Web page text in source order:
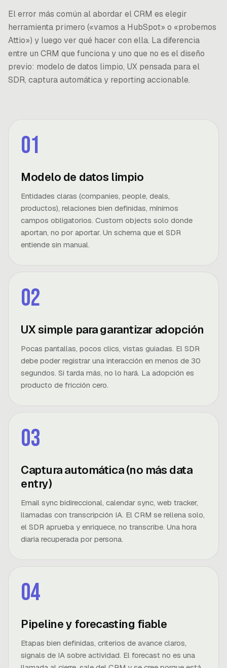
El error más común al abordar el CRM es elegir
herramienta primero («vamos a HubSpot» o «probemos
Attio») y luego ver qué hacer con ella. La diferencia
entre un CRM que funciona y uno que no es el diseño
previo: modelo de datos limpio, UX pensada para el
SDR, captura automática y reporting accionable.
01
Modelo de datos limpio
Entidades claras (companies, people, deals,
productos), relaciones bien definidas, mínimos
campos obligatorios. Custom objects solo donde
aportan, no por aportar. Un schema que el SDR
entiende sin manual.
02
UX simple para garantizar adopción
Pocas pantallas, pocos clics, vistas guiadas. El SDR
debe poder registrar una interacción en menos de 30
segundos. Si tarda más, no lo hará. La adopción es
producto de fricción cero.
03
Captura automática (no más data
entry)
Email sync bidireccional, calendar sync, web tracker,
llamadas con transcripción IA. El CRM se rellena solo,
el SDR aprueba y enriquece, no transcribe. Una hora
diaria recuperada por persona.
04
Pipeline y forecasting fiable
Etapas bien definidas, criterios de avance claros,
signals de IA sobre actividad. El forecast no es una